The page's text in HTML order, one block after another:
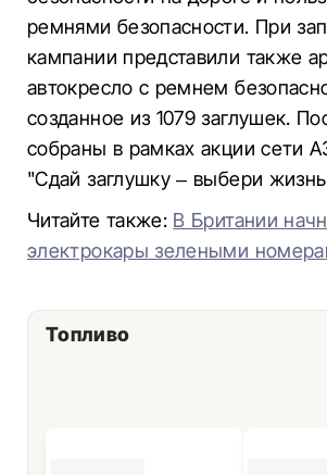
ремнями безопасности. При
кампании представили также
автокресло с ремнем
созданное из 1079 заглушек.
собраны в рамках акции сети
"Сдай заглушку – выбери
Читайте также: В Британии
электрокары зелеными
Топливо